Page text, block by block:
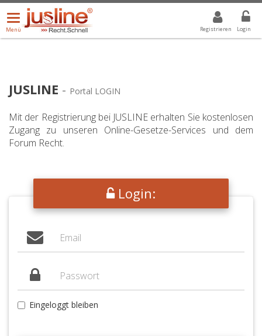
Registrieren Login
Menü
öffnen/schließen
Menü
ALLE DROPDOWN: GEWÄHLTER WERT IST ALLE
JUSLINE - Portal LOGIN
Mit der Registrierung bei JUSLINE erhalten Sie kostenlosen
Zugang zu unseren Online-Gesetze-Services und dem
Forum Recht.
Login:
Eingeloggt bleiben